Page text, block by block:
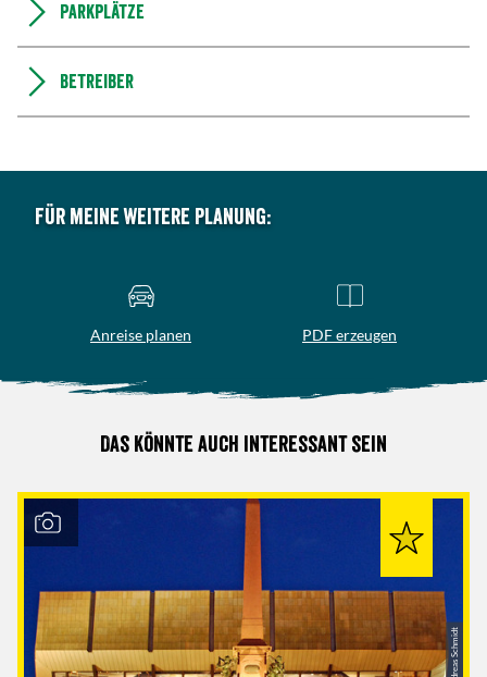
Parkplätze
Betreiber
Für meine weitere Planung:
Anreise planen PDF erzeugen
Das könnte auch interessant sein
© Andreas Schmidt